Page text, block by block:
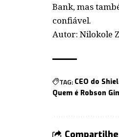
Bank, mas
confiável.
Autor: Nilokole
TAG: CEO do
Quem é Robson